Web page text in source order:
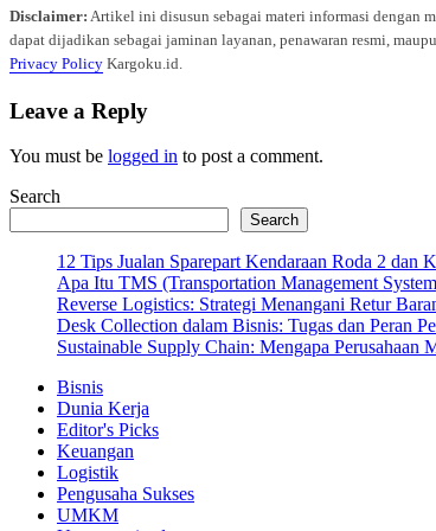
Disclaimer: Artikel ini disusun sebagai materi informasi dengan
dapat dijadikan sebagai jaminan layanan, penawaran resmi,
Privacy Policy Kargoku.id.
Leave a Reply
You must be logged in to post a comment.
Search
Search
12 Tips Jualan Sparepart Kendaraan Roda 2 dan
Apa Itu TMS (Transportation Management
Reverse Logistics: Strategi Menangani Retur
Desk Collection dalam Bisnis: Tugas dan Peran
Sustainable Supply Chain: Mengapa Perusahaan
Bisnis
Dunia Kerja
Editor's Picks
Keuangan
Logistik
Pengusaha Sukses
UMKM